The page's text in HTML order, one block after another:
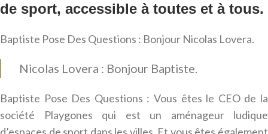
de sport, accessible à toutes et à tous.
Baptiste Pose Des Questions : Bonjour Nicolas Lovera.
Nicolas Lovera : Bonjour Baptiste.
Baptiste Pose Des Questions : Vous êtes le CEO de la
société Playgones qui est un aménageur ludique